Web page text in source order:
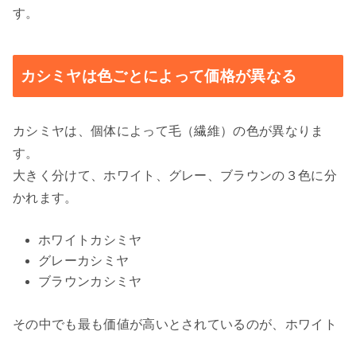
す。
カシミヤは色ごとによって価格が異なる
カシミヤは、個体によって毛（繊維）の色が異なりま
す。
大きく分けて、ホワイト、グレー、ブラウンの３色に分
かれます。
ホワイトカシミヤ
グレーカシミヤ
ブラウンカシミヤ
その中でも最も価値が高いとされているのが、ホワイト